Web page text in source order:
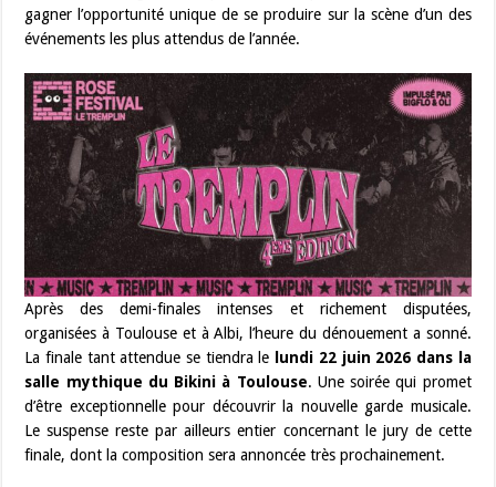
gagner l’opportunité unique de se produire sur la scène d’un des
événements les plus attendus de l’année.
Après des demi-finales intenses et richement disputées,
organisées à Toulouse et à Albi, l’heure du dénouement a sonné.
La finale tant attendue se tiendra le
lundi 22 juin 2026 dans la
salle mythique du Bikini à Toulouse. Une soirée qui promet
d’être exceptionnelle pour découvrir la nouvelle garde musicale.
Le suspense reste par ailleurs entier concernant le jury de cette
finale, dont la composition sera annoncée très prochainement.